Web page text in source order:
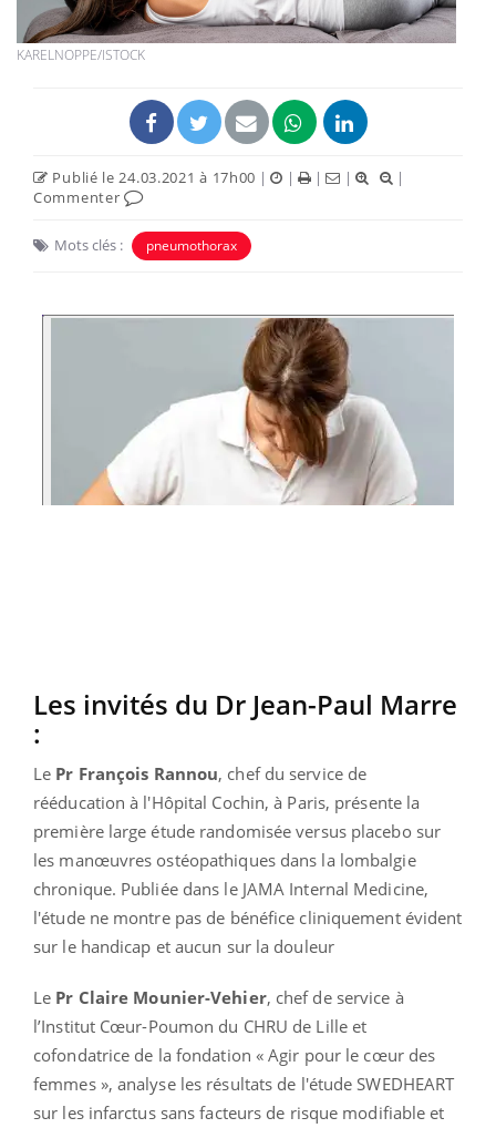
KARELNOPPE/ISTOCK
Publié le 24.03.2021 à 17h00 | | | |
|
Commenter
Mots clés : pneumothorax
Les invités du Dr Jean-Paul Marre
:
Le Pr François Rannou, chef du service de
rééducation à l'Hôpital Cochin, à Paris, présente la
première large étude randomisée versus placebo sur
les manœuvres ostéopathiques dans la lombalgie
chronique. Publiée dans le JAMA Internal Medicine,
l'étude ne montre pas de bénéfice cliniquement évident
sur le handicap et aucun sur la douleur
Le Pr Claire Mounier-Vehier, chef de service à
l’Institut Cœur-Poumon du CHRU de Lille et
cofondatrice de la fondation « Agir pour le cœur des
femmes », analyse les résultats de l'étude SWEDHEART
sur les infarctus sans facteurs de risque modifiable et